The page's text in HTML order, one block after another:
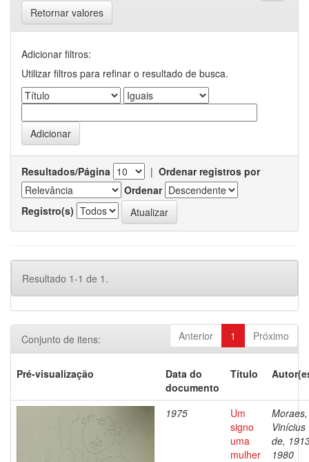
Retornar valores
Adicionar filtros:
Utilizar filtros para refinar o resultado de busca.
Resultados/Página | Ordenar registros por
Ordenar
Registro(s)
Resultado 1-1 de 1.
Anterior 1 Próximo
Conjunto de itens:
Pré-visualização
Data do
documento
Título
1975
Um
signo
uma
mulher
Moraes,
Vinícius
de,
1980